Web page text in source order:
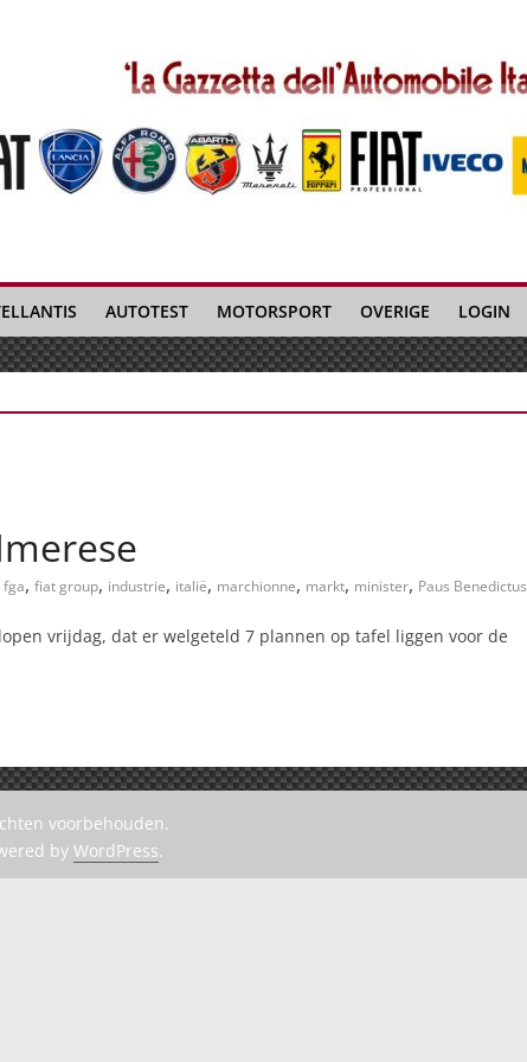
AUTOTEST MOTORSPORT OVERIGE LOGIN
fga, fiat group, industrie, italië, marchionne, markt, minister, Paus Benedictus
vrijdag, dat er welgeteld 7 plannen op tafel liggen voor de
voorbehouden.
by WordPress.